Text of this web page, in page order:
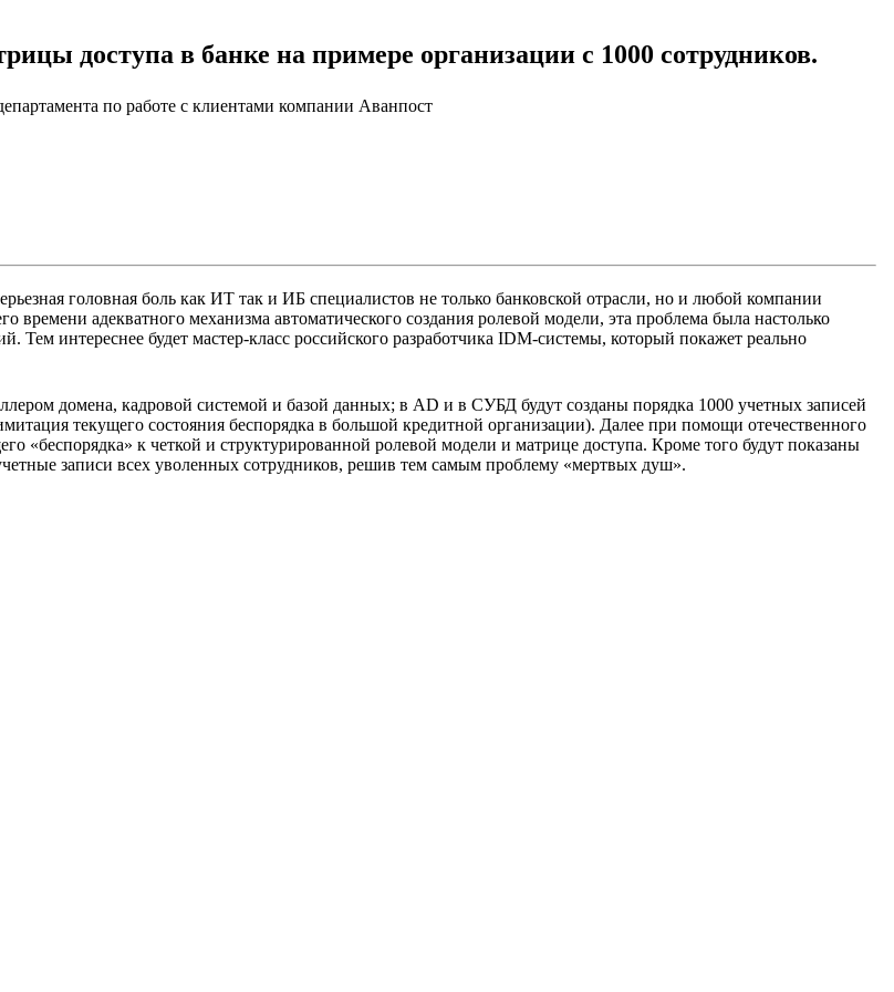
доступа в банке на примере организации с 1000 сотрудников.
по работе с клиентами компании Аванпост
головная боль как ИТ так и ИБ специалистов не только банковской отрасли, но и любой компании
времени адекватного механизма автоматического создания ролевой модели, эта проблема была настолько
интереснее будет мастер-класс российского разработчика IDM-системы, который покажет реально
домена, кадровой системой и базой данных; в AD и в СУБД будут созданы порядка 1000 учетных записей
текущего состояния беспорядка в большой кредитной организации). Далее при помощи отечественного
«беспорядка» к четкой и структурированной ролевой модели и матрице доступа. Кроме того будут показаны
записи всех уволенных сотрудников, решив тем самым проблему «мертвых душ».